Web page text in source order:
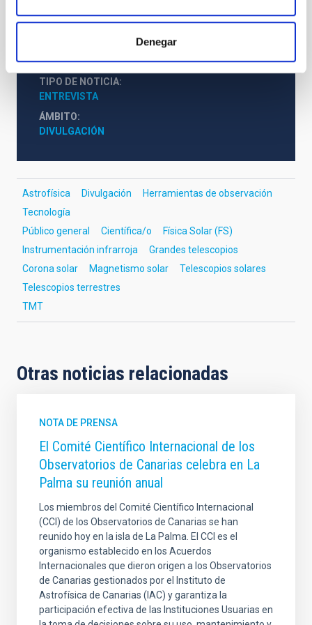
Denegar
lograr esa comprensión. Por eso, soy optimista.
TIPO DE NOTICIA
ENTREVISTA
ÁMBITO
DIVULGACIÓN
Astrofísica Divulgación
Herramientas de observación
Tecnología
Público general
Científica/o
Física Solar (FS)
Instrumentación infrarroja
Grandes telescopios
Corona solar
Magnetismo solar
Telescopios solares
Telescopios terrestres
TMT
Otras noticias relacionadas
NOTA DE PRENSA
El Comité Científico Internacional de los
Observatorios de Canarias celebra en La
Palma su reunión anual
Los miembros del Comité Científico Internacional
(CCI) de los Observatorios de Canarias se han
reunido hoy en la isla de La Palma. El CCI es el
organismo establecido en los Acuerdos
Internacionales que dieron origen a los Observatorios
de Canarias gestionados por el Instituto de
Astrofísica de Canarias (IAC) y garantiza la
participación efectiva de las Instituciones Usuarias en